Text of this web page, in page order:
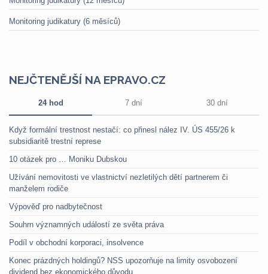
Monitoring judikatury (6 měsíců)
NEJČTENĚJŠÍ NA EPRAVO.CZ
24 hod 7 dní 30 dní
Když formální trestnost nestačí: co přinesl nález IV. ÚS 455/26 k
subsidiaritě trestní represe
10 otázek pro … Moniku Dubskou
Užívání nemovitosti ve vlastnictví nezletilých dětí partnerem či
manželem rodiče
Výpověď pro nadbytečnost
Souhrn významných událostí ze světa práva
Podíl v obchodní korporaci, insolvence
Konec prázdných holdingů? NSS upozorňuje na limity osvobození
dividend bez ekonomického důvodu